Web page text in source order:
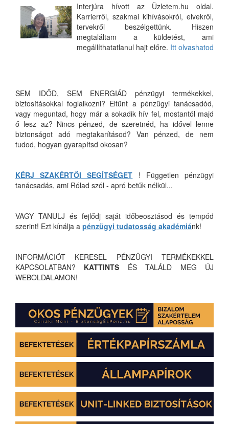
Interjúra hívott az Üzletem.hu oldal.
Karrierről, szakmai kihívásokról, elvekről,
tervekről beszélgettünk. Hiszen
megtaláltam a küldetést, ami
megállíthatatlanul hajt előre. Itt olvashatod
SEM IDŐD, SEM ENERGIÁD pénzügyi termékekkel,
biztosításokkal foglalkozni? Eltűnt a pénzügyi tanácsadód,
vagy meguntad, hogy már a sokadik hív fel, mostantól majd
ő lesz az? Nincs pénzed, de szeretnéd, ha idővel lenne
biztonságot adó megtakarításod? Van pénzed, de nem
tudod, hogyan gyarapítsd okosan?
KÉRJ SZAKÉRTŐI SEGÍTSÉGET ! Független pénzügyi
tanácsadás, ami Rólad szól - apró betűk nélkül...
VAGY TANULJ és fejlődj saját időbeosztásod és tempód
szerint! Ezt kínálja a pénzügyi tudatosság akadémiánk!
INFORMÁCIÓT KERESEL PÉNZÜGYI TERMÉKEKKEL
KAPCSOLATBAN? KATTINTS ÉS TALÁLD MEG ÚJ
WEBOLDALAMON!